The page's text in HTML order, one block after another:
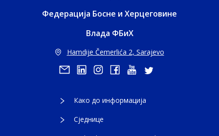
Федерација Босне и Херцеговине
Влада ФБиХ
Hamdije Čemerlića 2, Sarajevo
Како до информација
Сједнице